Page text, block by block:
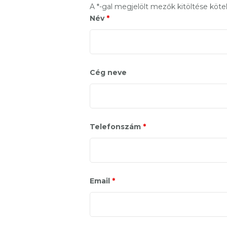
A *-gal megjelölt mezők kitöltése
Név *
Cég neve
Telefonszám *
Email *